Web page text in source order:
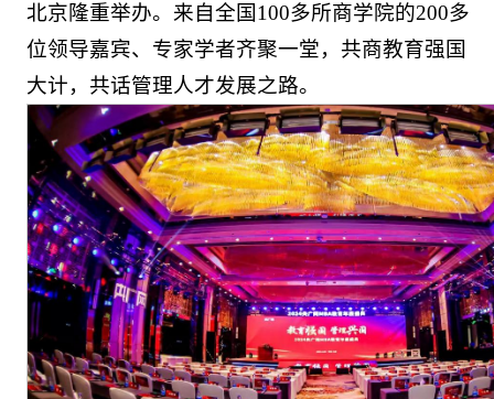
北京隆重举办。来自全国100多所商学院的200多
位领导嘉宾、专家学者齐聚一堂，共商教育强国
大计，共话管理人才发展之路。